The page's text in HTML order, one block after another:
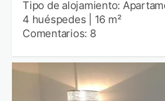
Tipo de alojamiento:
4 huéspedes
16 m²
Comentarios: 8